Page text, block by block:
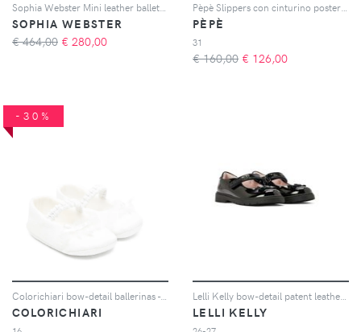
SOPHIA WEBSTER
€ 464,00 € 280,00
PÈPÈ
31
€ 160,00 € 126,00
-30%
COLORICHIARI LELLI KELLY